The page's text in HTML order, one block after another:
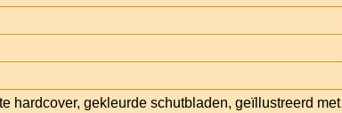
hardcover, gekleurde schutbladen, geïllustreerd met